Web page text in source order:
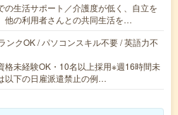
の生活サポート／介護度が低く、自立を
他の利用者さんとの共同生活を…
ンクOK / パソコンスキル不要 / 英語力不
未経験OK・10名以上採用※週16時間未
以下の日雇派遣禁止の例…